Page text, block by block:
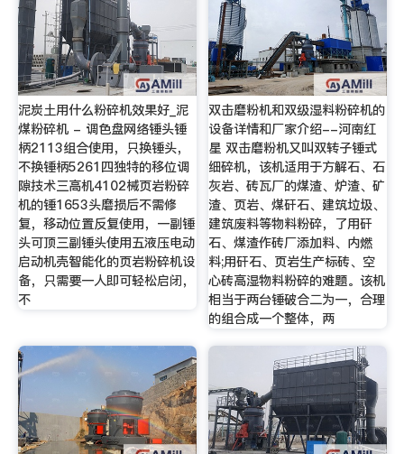
泥炭土用什么粉碎机效果好_泥
煤粉碎机 - 调色盘网络锤头锤
柄2113组合使用，只换锤头，
不换锤柄5261四独特的移位调
隙技术三高机4102械页岩粉碎
机的锤1653头磨损后不需修
复，移动位置反复使用，一副锤
头可顶三副锤头使用五液压电动
启动机壳智能化的页岩粉碎机设
备，只需要一人即可轻松启闭，
不
双击磨粉机和双级湿料粉碎机的
设备详情和厂家介绍--河南红
星 双击磨粉机又叫双转子锤式
细碎机，该机适用于方解石、石
灰岩、砖瓦厂的煤渣、炉渣、矿
渣、页岩、煤矸石、建筑垃圾、
建筑废料等物料粉碎，了用矸
石、煤渣作砖厂添加料、内燃
料;用矸石、页岩生产标砖、空
心砖高湿物料粉碎的难题。该机
相当于两台锤破合二为一，合理
的组合成一个整体，两